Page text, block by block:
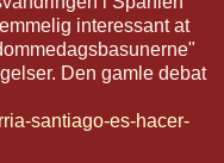
interessant at
Den gamle debat
santiago-es-hacer-